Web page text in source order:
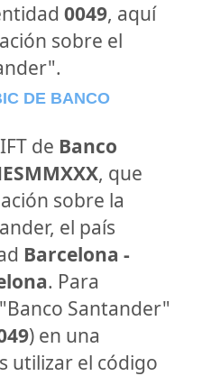
0049, aquí
sobre el
DE BANCO
de Banco
, que
sobre la
el país
Barcelona -
. Para
Santander"
) en una
utilizar el código